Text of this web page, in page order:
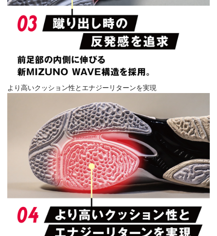
より高いクッション性とエナジーリターンを実現